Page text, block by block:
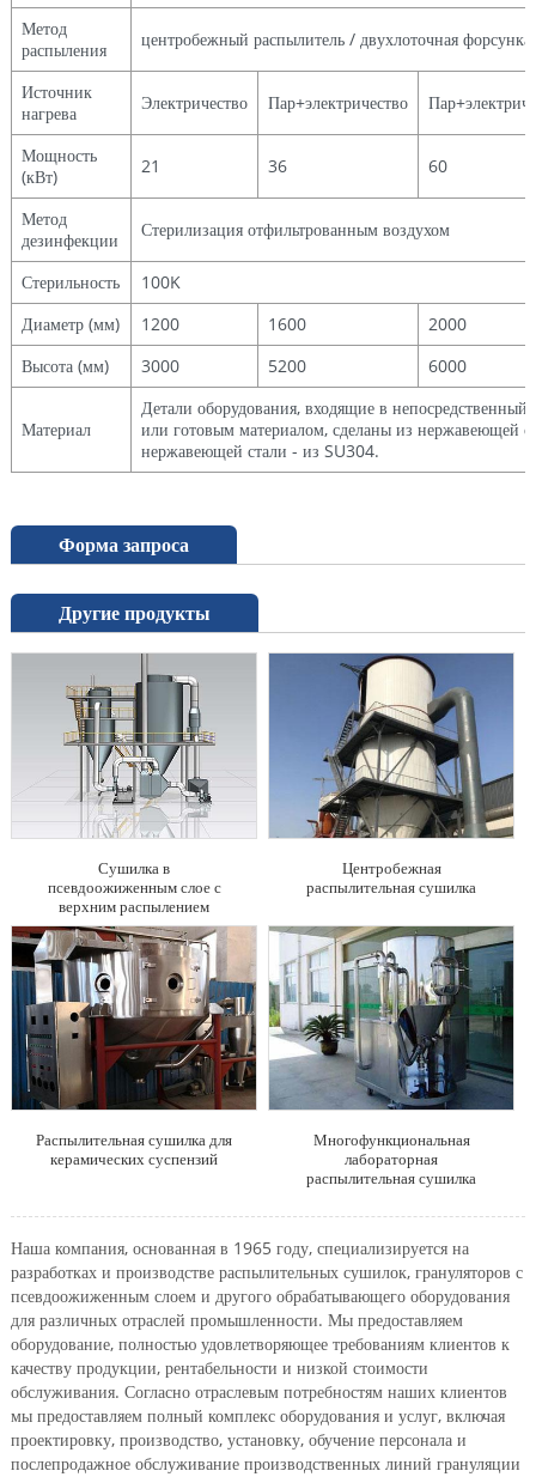
Метод
распыления
центробежный распылитель / двухлоточная форсунка
Источник
нагрева
Электричество Пар+электричество
Мощность
(кВт)
21 36 60
Метод
дезинфекции
Стерилизация отфильтрованным воздухом
Стерильность
100K
Диаметр (мм)
1200 1600
2000
Высота (мм)
3000 5200 6000
Материал
Детали оборудования, входящие в непосредственный
или готовым материалом, сделаны из нержавеющей
нержавеющей стали - из SU304.
Форма запроса
Другие продукты
Сушилка в
псевдоожиженным слое с
верхним распылением
Центробежная
распылительная сушилка
Распылительная сушилка для
керамических суспензий
Многофункциональная
лабораторная
распылительная сушилка
Наша компания, основанная в 1965 году, специализируется на
разработках и производстве распылительных сушилок, грануляторов с
псевдоожиженным слоем и другого обрабатывающего оборудования
для различных отраслей промышленности. Мы предоставляем
оборудование, полностью удовлетворяющее требованиям клиентов к
качеству продукции, рентабельности и низкой стоимости
обслуживания. Согласно отраслевым потребностям наших клиентов
мы предоставляем полный комплекс оборудования и услуг, включая
проектировку, производство, установку, обучение персонала и
послепродажное обслуживание производственных линий грануляции